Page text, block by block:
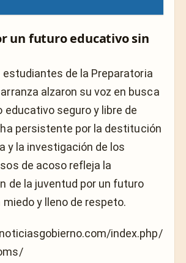
un futuro educativo sin
de la Preparatoria
alzaron su voz en busca
educativo seguro y libre de
persistente por la destitución
y la investigación de los
de acoso refleja la
de la juventud por un futuro
y lleno de respeto.
index.php/